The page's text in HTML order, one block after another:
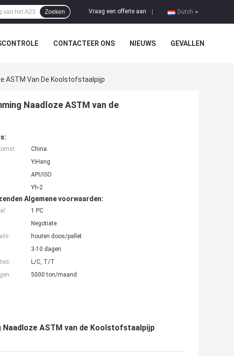
Dutch
Vraag een offerte aan
Zoeken
CONTACTEER ONS NIEUWS GEVALLEN
ASTM Van De Koolstofstaalpijp
Naadloze ASTM van de
China
YiHang
API/ISO
Yh-2
Algemene voorwaarden:
1 PC
Negotiate
houten doos/pallet
3-10 dagen
L/C, T/T
5000 ton/maand
ASTM van de Koolstofstaalpijp